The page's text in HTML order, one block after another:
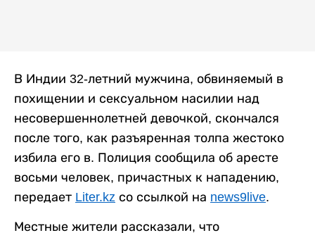
В Индии 32-летний мужчина, обвиняемый в
похищении и сексуальном насилии над
несовершеннолетней девочкой, скончался
после того, как разъяренная толпа жестоко
избила его в. Полиция сообщила об аресте
восьми человек, причастных к нападению,
передает Liter.kz со ссылкой на news9live.
Местные жители рассказали, что